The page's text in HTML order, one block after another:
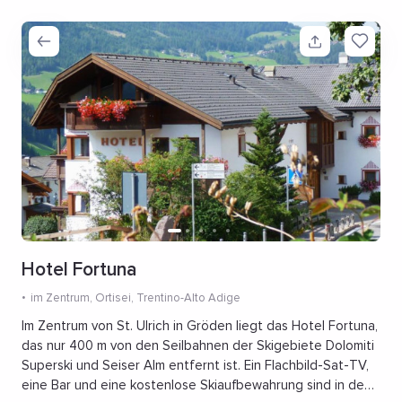
Hotel Fortuna
im Zentrum, Ortisei, Trentino-Alto Adige
Im Zentrum von St. Ulrich in Gröden liegt das Hotel Fortuna,
das nur 400 m von den Seilbahnen der Skigebiete Dolomiti
Superski und Seiser Alm entfernt ist. Ein Flachbild-Sat-TV,
eine Bar und eine kostenlose Skiaufbewahrung sind in den